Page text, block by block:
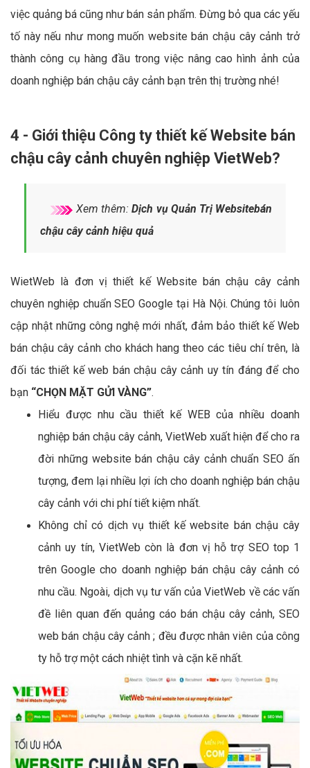
việc quảng bá cũng như bán sản phẩm. Đừng bỏ qua các yếu
tố này nếu như mong muốn website bán chậu cây cảnh trở
thành công cụ hàng đầu trong việc nâng cao hình ảnh của
doanh nghiệp bán chậu cây cảnh bạn trên thị trường nhé!
4 - Giới thiệu Công ty thiết kế Website bán
chậu cây cảnh chuyên nghiệp VietWeb?
Xem thêm:Dịch vụ Quản Trị Websitebán
chậu cây cảnh hiệu quả
WietWeb là đơn vị thiết kế Website bán chậu cây cảnh
chuyên nghiệp chuẩn SEO Google tại Hà Nội. Chúng tôi luôn
cập nhật những công nghệ mới nhất, đảm bảo thiết kế Web
bán chậu cây cảnh cho khách hang theo các tiêu chí trên, là
đối tác thiết kế web bán chậu cây cảnh uy tín đáng để cho
bạn “CHỌN MẶT GỬI VÀNG”.
Hiểu được nhu cầu thiết kế WEB của nhiều doanh
nghiệp bán chậu cây cảnh, VietWeb xuất hiện để cho ra
đời những website bán chậu cây cảnh chuẩn SEO ấn
tượng, đem lại nhiều lợi ích cho doanh nghiệp bán chậu
cây cảnh với chi phí tiết kiệm nhất.
Không chỉ có dịch vụ thiết kế website bán chậu cây
cảnh uy tín, VietWeb còn là đơn vị hỗ trợ SEO top 1
trên Google cho doanh nghiệp bán chậu cây cảnh có
nhu cầu. Ngoài, dịch vụ tư vấn của VietWeb về các vấn
đề liên quan đến quảng cáo bán chậu cây cảnh, SEO
web bán chậu cây cảnh ; đều được nhân viên của công
ty hỗ trợ một cách nhiệt tình và cặn kẽ nhất.